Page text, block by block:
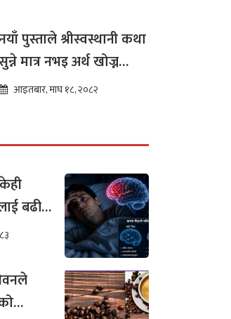
पुस्ताले श्रीस्वस्थानी कथा
मात्र नभइ अर्थ खोज्न
छन : ज्योतिष तारा
आइतबार, माघ १८, २०८२
बढी